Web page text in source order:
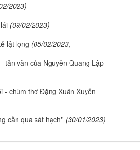
2023)
(09/02/2023)
lật lọng (05/02/2023)
tản văn của Nguyễn Quang Lập
- chùm thơ Đặng Xuân Xuyến
cần qua sát hạch'' (30/01/2023)